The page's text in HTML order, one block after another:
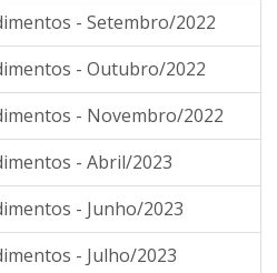
- Setembro/2022
- Outubro/2022
- Novembro/2022
- Abril/2023
- Junho/2023
- Julho/2023